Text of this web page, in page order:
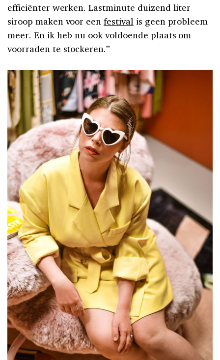
efficiënter werken. Lastminute duizend liter
siroop maken voor eenfestivalis geen probleem
meer. En ik heb nu ook voldoende plaats om
voorraden te stockeren.”